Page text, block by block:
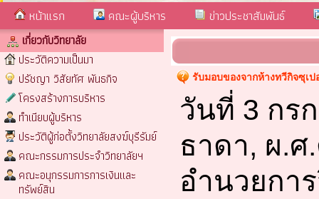
หน้าแรก คณะผู้บริหาร ข่าวประชาสัมพันธ์
เกี่ยวกับวิทยาลัย
ประวัติความเป็นมา
ปรัชญา วิสัยทัศ พันธกิจ
โครงสร้างการบริหาร
ทำเนียบผู้บริหาร
ประวัติผู้ก่อตั้งวิทยาลัยสงฆ์บุรีรัมย์
คณะกรรมการประจำวิทยาลัยฯ
คณะอนุกรรมการการเงินและ
ทรัพย์สิน
รับมอบของจากห้างทวีกิจซุเป
วันที่ 3 กร
ธาดา, ผ.ศ
อำนวยกา